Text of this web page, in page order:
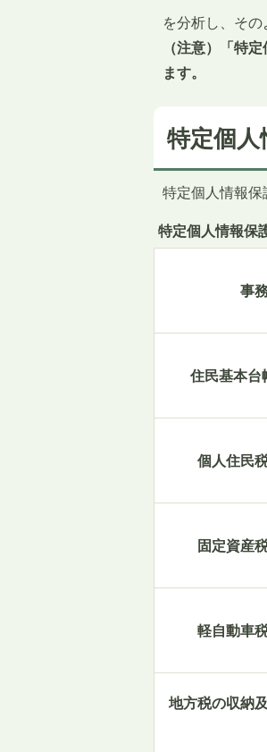
を分析し、そ
（注意）「特
ます。
特定個
特定個人情報保
特定個人情報保
事
住民基本台
個人住民
固定資産
軽自動車
地方税の収納